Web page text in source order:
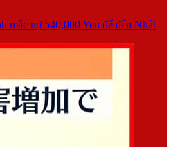
mắc nợ 540,000 Yen để đến Nhật